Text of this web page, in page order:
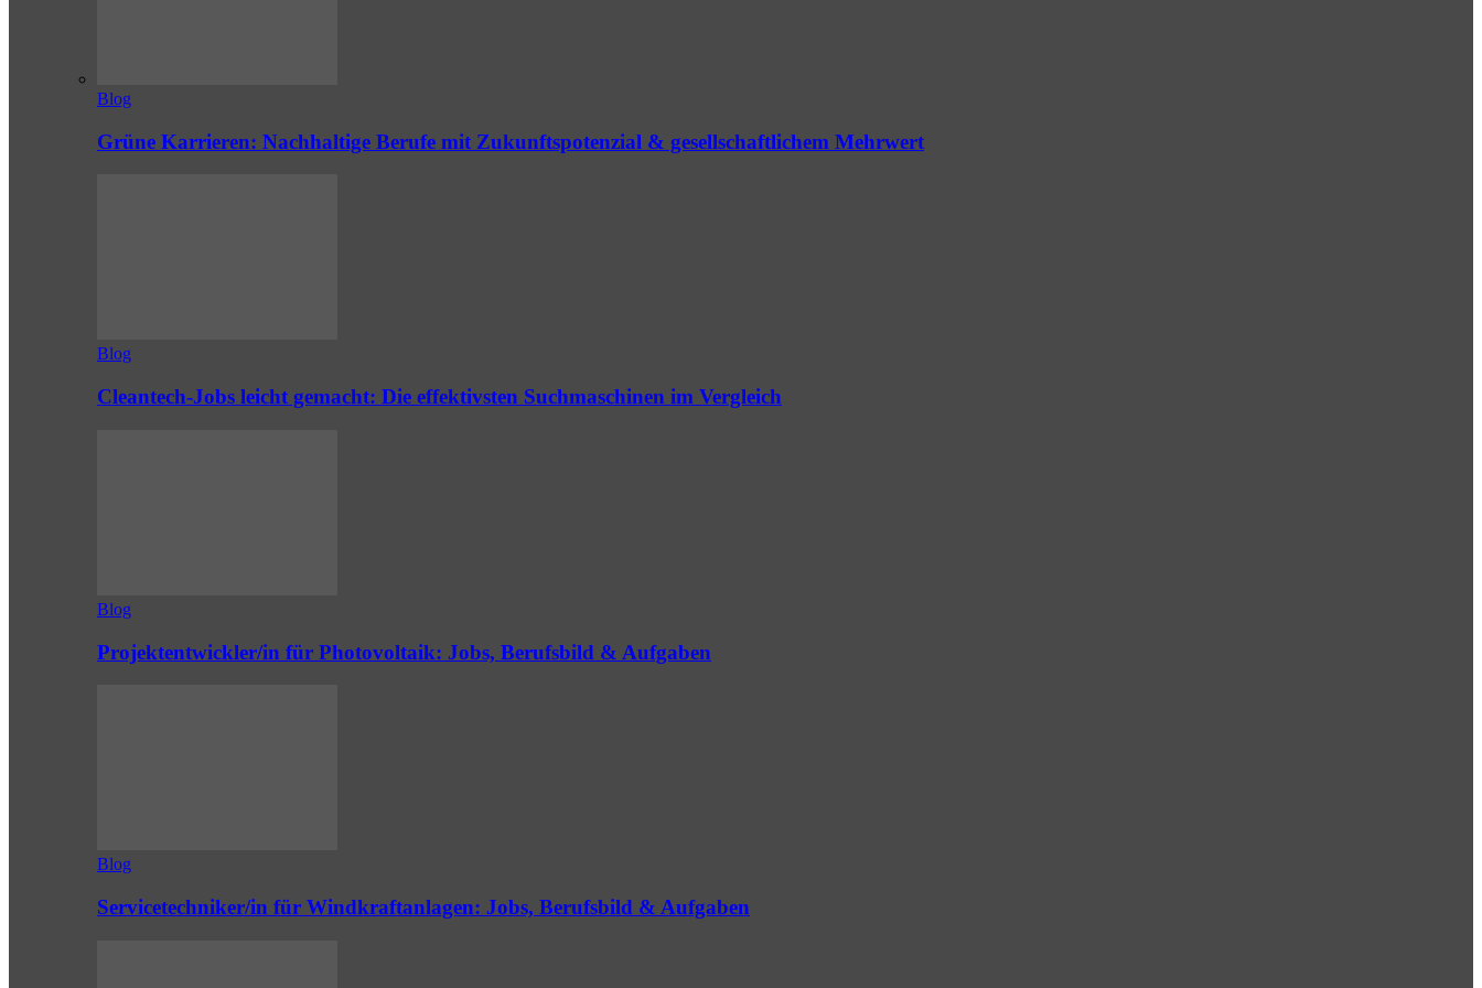
Blog
Grüne Karrieren: Nachhaltige Berufe mit Zukunftspotenzial & gesellschaftlichem Mehrwert
Blog
Cleantech-Jobs leicht gemacht: Die effektivsten Suchmaschinen im Vergleich
Blog
Projektentwickler/in für Photovoltaik: Jobs, Berufsbild & Aufgaben
Blog
Servicetechniker/in für Windkraftanlagen: Jobs, Berufsbild & Aufgaben